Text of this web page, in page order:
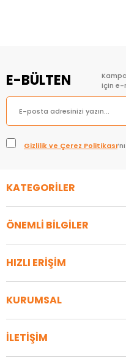
E-BÜLTEN
için e-
Gizlilik ve Çerez Politikası
KATEGORİLER
ÖNEMLİ BİLGİLER
HIZLI ERİŞİM
KURUMSAL
İLETİŞİM